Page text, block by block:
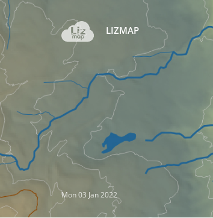
LIZMAP
Mon 03 Jan 2022